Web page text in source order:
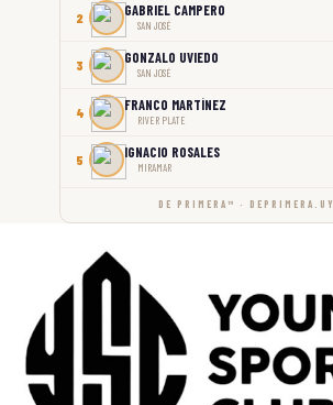
2 GABRIEL CAMPERO
SAN JOSÉ
3 GONZALO UVIEDO
SAN JOSÉ
4 FRANCO MARTÍNEZ
RIVER PLATE
5 IGNACIO ROSALES
MIRAMAR
DE PRIMERA™ · DEPRIMERA.UY